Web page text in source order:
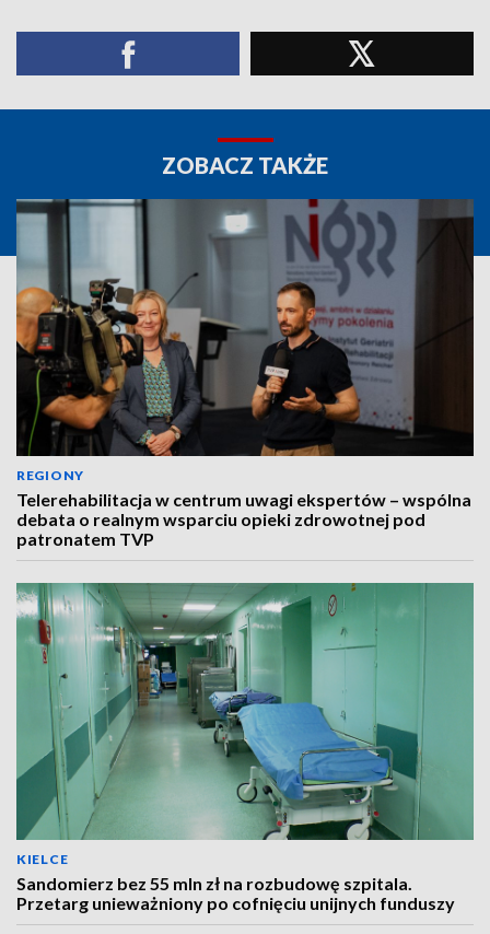
ZOBACZ TAKŻE
REGIONY
Telerehabilitacja w centrum uwagi ekspertów – wspólna
debata o realnym wsparciu opieki zdrowotnej pod
patronatem TVP
KIELCE
Sandomierz bez 55 mln zł na rozbudowę szpitala.
Przetarg unieważniony po cofnięciu unijnych funduszy